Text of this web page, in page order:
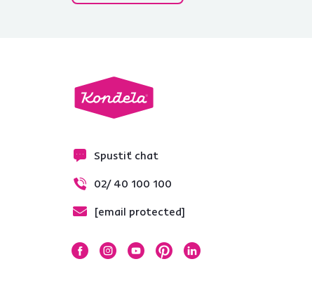
Výška (cm)
od
do
S vyklápacími
dvierkami
1
Spustiť chat
02/ 40 100 100
[email protected]